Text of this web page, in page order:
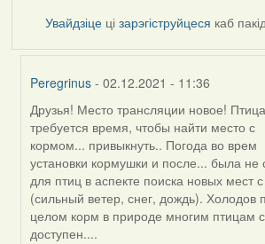
Увайдзіце цізарэгіструйцеся каб
Peregrinus - 02.12.2021 - 11:36
In
reply
to
by
AV
Друзья! Место трансляции новое!
требуется время, чтобы найти место с
кормом... привыкнуть.. Погода во врем
установки кормушки и после... была
для птиц в аспекте поиска новых мест
(сильный ветер, снег, дождь). Холодов
целом корм в природе многим птицам
доступен....